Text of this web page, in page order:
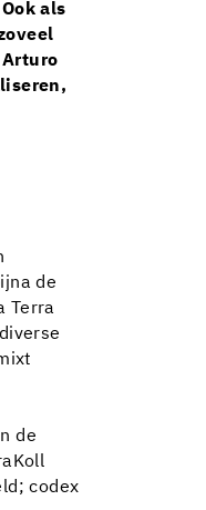
als
de
Terra
de
codex